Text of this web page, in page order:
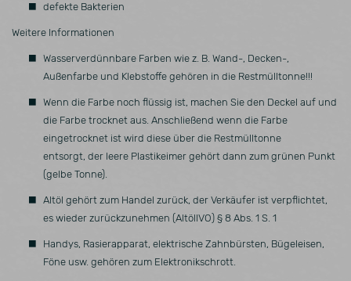
defekte Bakterien
Weitere Informationen
Wasserverdünnbare Farben wie z. B. Wand-, Decken-,
Außenfarbe und Klebstoffe gehören in die Restmülltonne!!!
Wenn die Farbe noch flüssig ist, machen Sie den Deckel auf und
die Farbe trocknet aus. Anschließend wenn die Farbe
eingetrocknet ist wird diese über die Restmülltonne
entsorgt, der leere Plastikeimer gehört dann zum grünen Punkt
(gelbe Tonne).
Altöl gehört zum Handel zurück, der Verkäufer ist verpflichtet,
es wieder zurückzunehmen (AltölIVO) § 8 Abs. 1 S. 1
Handys, Rasierapparat, elektrische Zahnbürsten, Bügeleisen,
Föne usw. gehören zum Elektronikschrott.